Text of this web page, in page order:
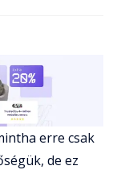
erre csak
de ez